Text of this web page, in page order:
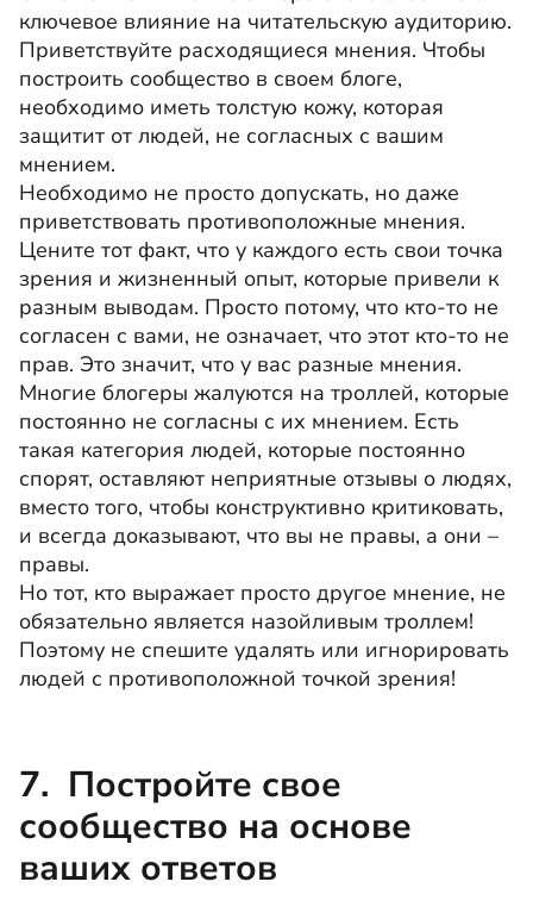
ключевое влияние на читательскую аудиторию.
Приветствуйте расходящиеся мнения. Чтобы
построить сообщество в своем блоге,
необходимо иметь толстую кожу, которая
защитит от людей, не согласных с вашим
мнением.
Необходимо не просто допускать, но даже
приветствовать противоположные мнения.
Цените тот факт, что у каждого есть свои точка
зрения и жизненный опыт, которые привели к
разным выводам. Просто потому, что кто-то не
согласен с вами, не означает, что этот кто-то не
прав. Это значит, что у вас разные мнения.
Многие блогеры жалуются на троллей, которые
постоянно не согласны с их мнением. Есть
такая категория людей, которые постоянно
спорят, оставляют неприятные отзывы о людях,
вместо того, чтобы конструктивно критиковать,
и всегда доказывают, что вы не правы, а они –
правы.
Но тот, кто выражает просто другое мнение, не
обязательно является назойливым троллем!
Поэтому не спешите удалять или игнорировать
людей с противоположной точкой зрения!
7. Постройте свое
сообщество на основе
ваших ответов